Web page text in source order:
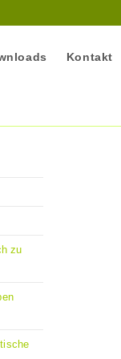
Kontakt
zu